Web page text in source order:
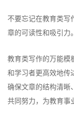
不要忘记在教育类写
章的可读性和吸引力
教育类写作的万能模
和学习者更高效地传
确保文章的结构清晰
共同努力，为教育事